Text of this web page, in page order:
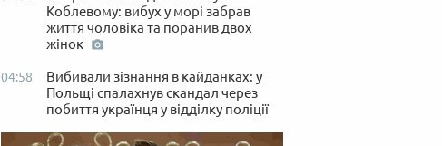
Коблевому: вибух у морі забрав
життя чоловіка та поранив двох
жінок
04:58
Вибивали зізнання в кайданках: у
Польщі спалахнув скандал через
побиття українця у відділку поліції